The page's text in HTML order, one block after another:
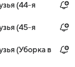
(44-я
(45-я
(Уборка в